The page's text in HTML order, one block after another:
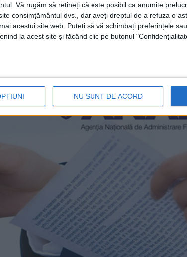
Vă rugăm să rețineți că este posibil ca anumite
consimțământul dvs., dar aveți dreptul de a refuza o
acestui site web. Puteți să vă schimbați preferințele
la acest site și făcând clic pe butonul
NU SUNT DE ACORD
legale vizavi de timpii de condus și de
de polițiștii rutieri din stațiunea Băile Herculane,
Mai mult, unul dintre aceștia nu avea nici